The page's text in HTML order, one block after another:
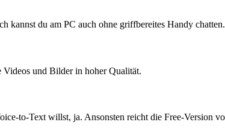
kannst du am PC auch ohne griffbereites Handy chatten.
und Bilder in hoher Qualität.
to-Text willst, ja. Ansonsten reicht die Free-Version